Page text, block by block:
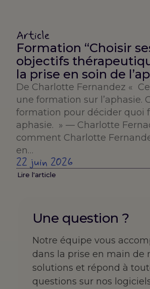
Article
Formation “Choisir
objectifs
la prise en soin de
De Charlotte Fernandez « Ce
une formation sur l’aphasie.
formation pour décider quoi
aphasie. » — Charlotte
comment Charlotte
en…
22 juin 2026
Lire l'article
Une question ?
Notre équipe vous
dans la prise en main de
solutions et répond à
questions sur nos